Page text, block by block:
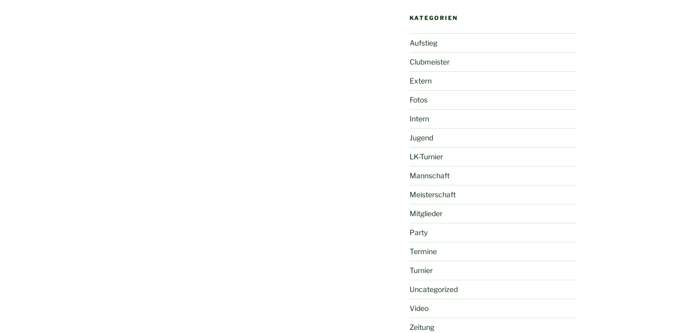
KATEGORIEN
Aufstieg
Clubmeister
Extern
Fotos
Intern
Jugend
LK-Turnier
Mannschaft
Meisterschaft
Mitglieder
Party
Termine
Turnier
Uncategorized
Video
Zeitung